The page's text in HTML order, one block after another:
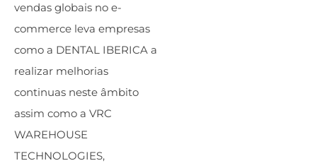
vendas globais no e-
commerce leva empresas
como a DENTAL IBERICA a
realizar melhorias
continuas neste âmbito
assim como a VRC
WAREHOUSE
TECHNOLOGIES,